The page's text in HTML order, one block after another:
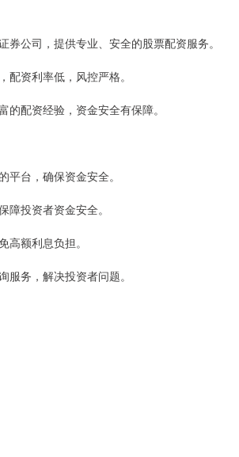
券公司，提供专业、安全的股票配资服务。
配资利率低，风控严格。
配资经验，资金安全有保障。
平台，确保资金安全。
障投资者资金安全。
高额利息负担。
服务，解决投资者问题。